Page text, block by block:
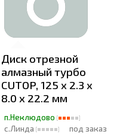
Диск отрезной
алмазный турбо
CUTOP, 125 x 2.3 x
8.0 x 22.2 мм
п.Неклюдово
с.Линда
под заказ